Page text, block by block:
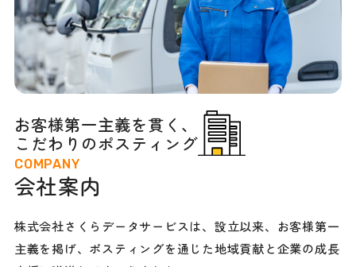
お客様第一主義を貫く、
こだわりのポスティング
COMPANY
会社案内
株式会社さくらデータサービスは、設立以来、お客様第一
主義を掲げ、ポスティングを通じた地域貢献と企業の成長